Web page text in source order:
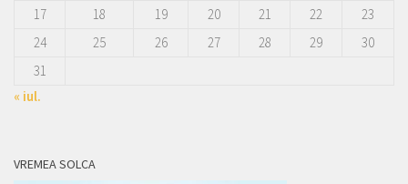
17
18 19 20 21 22
23
24
25 26 27 28 29
30
31
« iul.
VREMEA SOLCA